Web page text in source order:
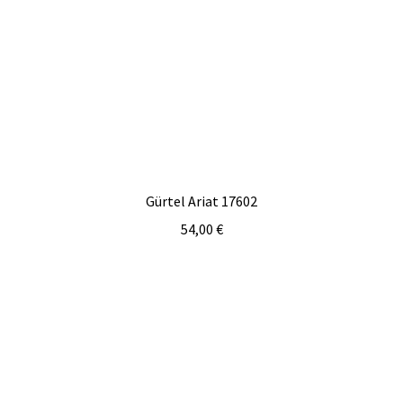
Gürtel Ariat 17602
54,00 €